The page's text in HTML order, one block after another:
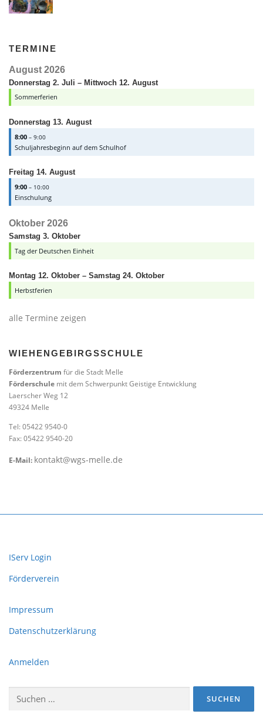
TERMINE
August 2026
Donnerstag 2. Juli – Mittwoch 12. August
Sommerferien
Donnerstag 13. August
8:00 – 9:00
Schuljahresbeginn auf dem Schulhof
Freitag 14. August
9:00 – 10:00
Einschulung
Oktober 2026
Samstag 3. Oktober
Tag der Deutschen Einheit
Montag 12. Oktober – Samstag 24. Oktober
Herbstferien
alle Termine zeigen
WIEHENGEBIRGSSCHULE
Förderzentrum für die Stadt Melle
Förderschule mit dem Schwerpunkt Geistige Entwicklung
Laerscher Weg 12
49324 Melle
Tel: 05422 9540-0
Fax: 05422 9540-20
E-Mail: kontakt@wgs-melle.de
IServ Login
Förderverein
Impressum
Datenschutzerklärung
Anmelden
Suchen